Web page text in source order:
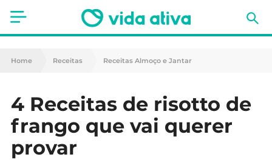
Saúde
Nutrição
Receitas
Home Receitas Receitas Almoço e Jantar
4 Receitas de risotto de
frango que vai querer
provar